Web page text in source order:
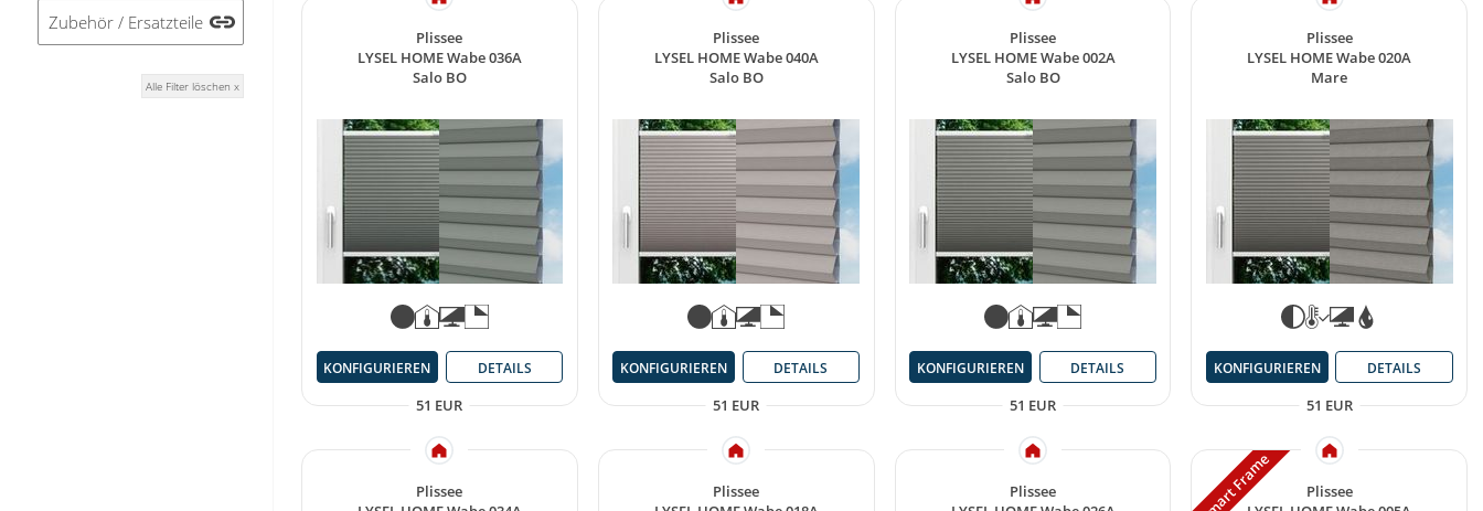
Zubehör / Ersatzteile
Alle Filter löschen x
Plissee
LYSEL HOME Wabe 036A
Salo BO
51 EUR
KONFIGURIEREN DETAILS
Plissee
LYSEL HOME Wabe 040A
Salo BO
51 EUR
KONFIGURIEREN DETAILS
Plissee
LYSEL HOME Wabe 002A
Salo BO
51 EUR
KONFIGURIEREN DETAILS
Plissee
LYSEL HOME Wabe 020A
Mare
51 EUR
KONFIGURIEREN DETAILS
Plissee
Plissee
Plissee
Plissee
Smart Frame